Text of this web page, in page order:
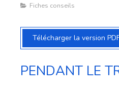
Fiches conseils
Télécharger la version
PENDANT LE